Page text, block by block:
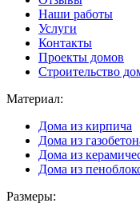
Наши работы
Услуги
Контакты
Проекты домов
Строительство
Материал:
Дома из кирпича
Дома из
Дома из
Дома из
Размеры: